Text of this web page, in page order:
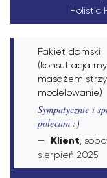
Holistic
Pakiet damski
(konsultacja
masażem
modelowanie)
Sympatycznie i
polecam :)
Klient ,
sierpień 2025